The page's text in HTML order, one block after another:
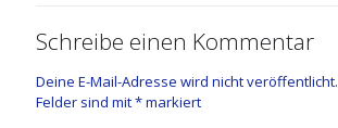
Schreibe einen Kommentar
Deine E-Mail-Adresse wird nicht veröffentlicht.
Felder sind mit*markiert